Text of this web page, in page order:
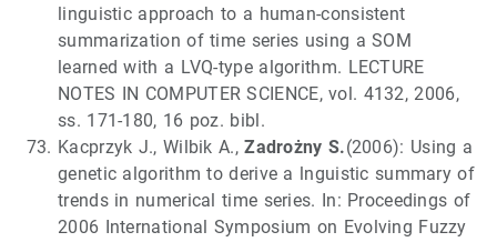
linguistic approach to a human-consistent
summarization of time series using a SOM
learned with a LVQ-type algorithm. LECTURE
NOTES IN COMPUTER SCIENCE, vol. 4132, 2006,
ss. 171-180, 16 poz. bibl.
Kacprzyk J., Wilbik A.,Zadrożny S.(2006): Using a
genetic algorithm to derive a lnguistic summary of
trends in numerical time series. In: Proceedings of
2006 International Symposium on Evolving Fuzzy